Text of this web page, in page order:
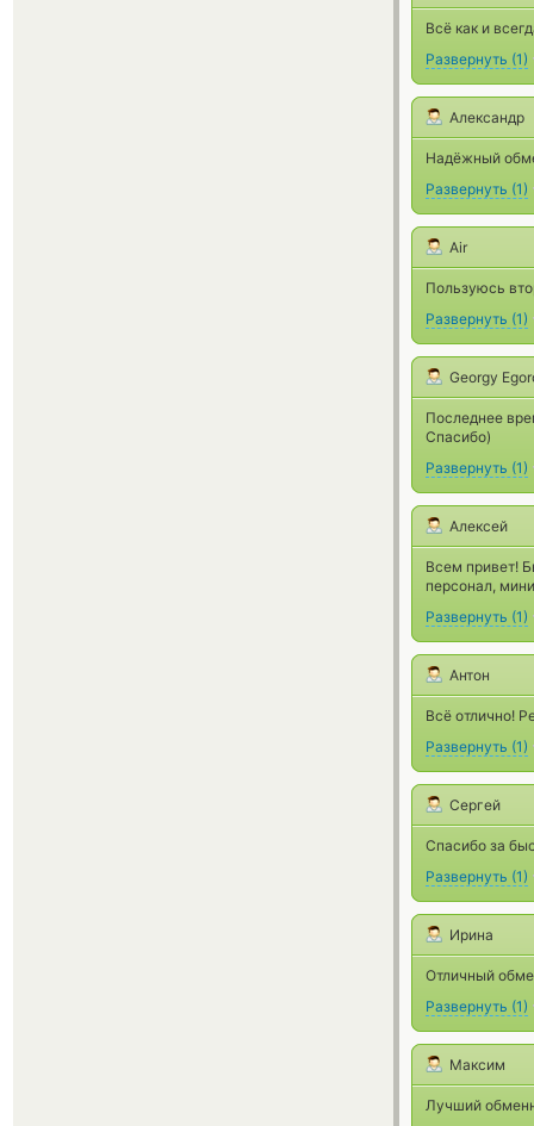
Всё как и
Развернуть (1)
Александр
Надёжный
Развернуть (1)
Air
Пользуюсь
Развернуть (1)
Georgy
Последнее
Спасибо)
Развернуть (1)
Алексей
Всем привет!
персонал,
Развернуть (1)
Антон
Всё отлично!
Развернуть (1)
Сергей
Спасибо за
Развернуть (1)
Ирина
Отличный
Развернуть (1)
Максим
Лучший